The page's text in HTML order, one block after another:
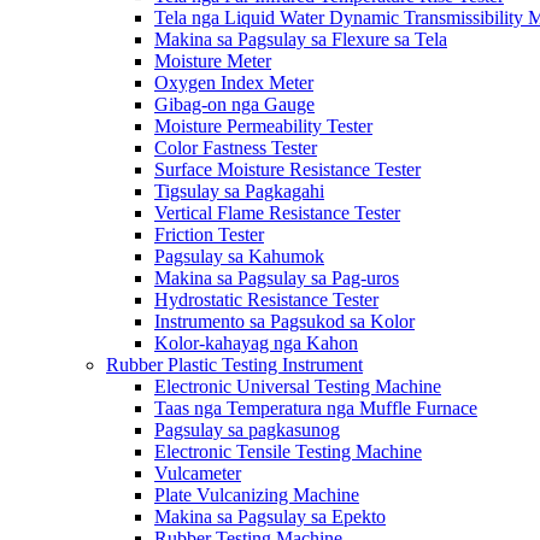
Tela nga Liquid Water Dynamic Transmissibility
Makina sa Pagsulay sa Flexure sa Tela
Moisture Meter
Oxygen Index Meter
Gibag-on nga Gauge
Moisture Permeability Tester
Color Fastness Tester
Surface Moisture Resistance Tester
Tigsulay sa Pagkagahi
Vertical Flame Resistance Tester
Friction Tester
Pagsulay sa Kahumok
Makina sa Pagsulay sa Pag-uros
Hydrostatic Resistance Tester
Instrumento sa Pagsukod sa Kolor
Kolor-kahayag nga Kahon
Rubber Plastic Testing Instrument
Electronic Universal Testing Machine
Taas nga Temperatura nga Muffle Furnace
Pagsulay sa pagkasunog
Electronic Tensile Testing Machine
Vulcameter
Plate Vulcanizing Machine
Makina sa Pagsulay sa Epekto